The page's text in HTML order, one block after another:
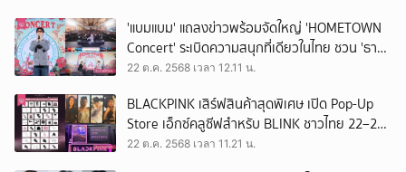
'แบมแบม' แถลงข่าวพร้อมจัดใหญ่ 'HOMETOWN
Concert' ระเบิดความสนุกที่เดียวในไทย ชวน 'ธาม
ไท-อิ้งค์-เจฟ' ร่วมเวที
22 ต.ค. 2568 เวลา 12.11 น.
BLACKPINK เสิร์ฟสินค้าสุดพิเศษ เปิด Pop-Up
Store เอ็กซ์คลูซีฟสำหรับ BLINK ชาวไทย 22–26
ต.ค. นี้
22 ต.ค. 2568 เวลา 11.21 น.